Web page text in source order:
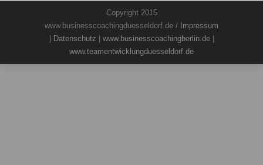
Copyright 2015
www.businesscoachingduesseldorf.de / Impressum
Datenschutz www.businesscoachingberlin.de|
www.teamentwicklungduesseldorf.de